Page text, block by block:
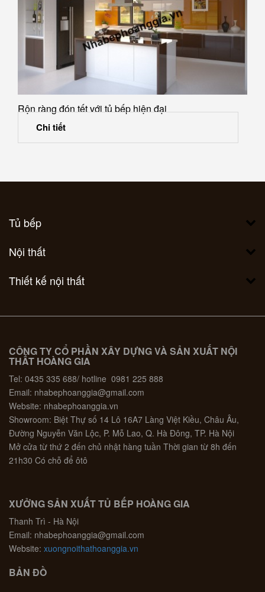
Rộn ràng đón tết với tủ bếp hiện đại
Chi tiết
Tủ bếp
Nội thất
Thiết kế nội thất
CÔNG TY CỔ PHẦN XÂY DỰNG VÀ SẢN XUẤT NỘI
THẤT HOÀNG GIA
Tel: 0435 335 688/ hotline 0981 225 888
Email: nhabephoanggia@gmail.com
Website: nhabephoanggia.vn
Showroom: Biệt Thự số 14 Lô 16A7 Làng Việt Kiều, Châu Âu,
Đường Nguyễn Văn Lộc, P. Mỗ Lao, Q. Hà Đông, TP. Hà Nội
Mở cửa từ thứ 2 đến chủ nhật hàng tuần Thời gian từ 8h đến
21h30 Có chỗ để ôtô
XƯỞNG SẢN XUẤT TỦ BẾP HOÀNG GIA
Thanh Trì - Hà Nội
Email: nhabephoanggia@gmail.com
Website: xuongnoithathoanggia.vn
BẢN ĐỒ